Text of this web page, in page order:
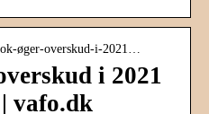
øger-overskud-i-2021…
i 2021
vafo.dk